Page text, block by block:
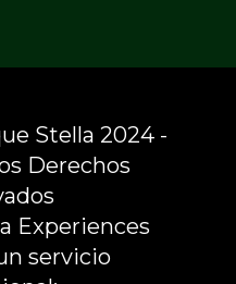
Stella 2024 -
Derechos
Experiences
servicio